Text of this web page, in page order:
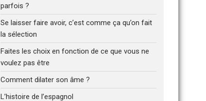
parfois ?
Se laisser faire avoir, c’est comme ça qu’on fait
la sélection
Faites les choix en fonction de ce que vous ne
voulez pas être
Comment dilater son âme ?
L’histoire de l’espagnol